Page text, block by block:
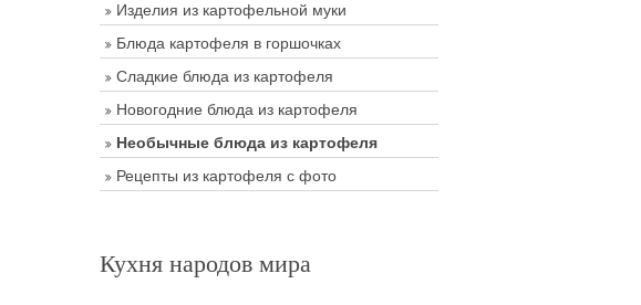
Изделия из картофельной муки
Блюда картофеля в горшочках
Сладкие блюда из картофеля
Новогодние блюда из картофеля
Необычные блюда из картофеля
Рецепты из картофеля с фото
Кухня народов мира